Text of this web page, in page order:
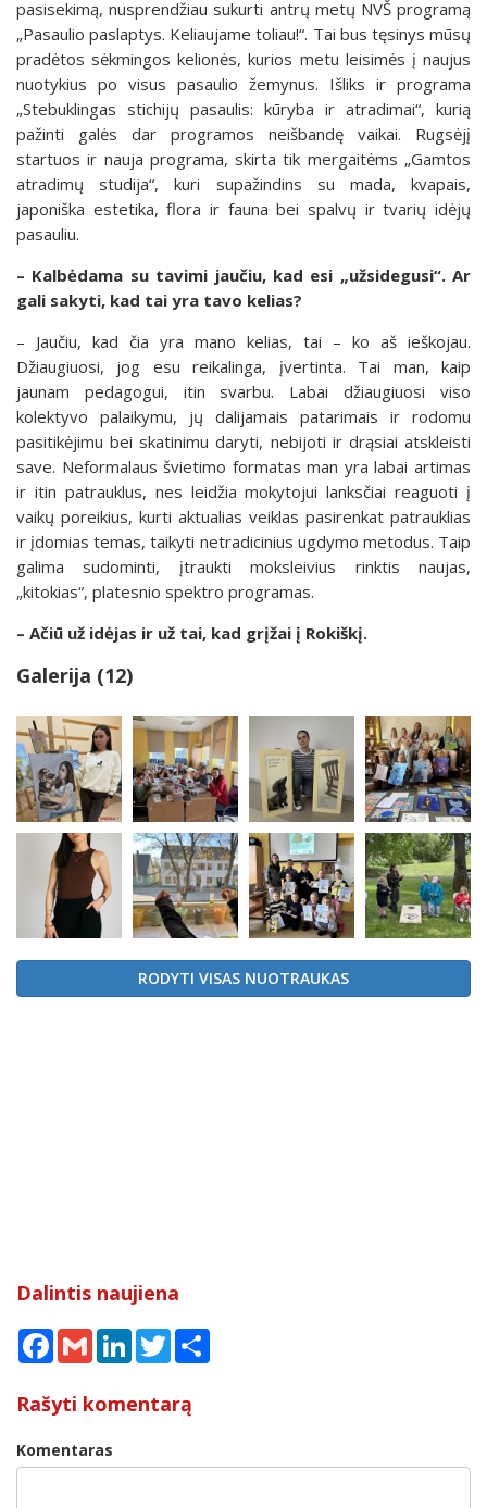
pasisekimą, nusprendžiau sukurti antrų metų NVŠ programą
„Pasaulio paslaptys. Keliaujame toliau!“. Tai bus tęsinys mūsų
pradėtos sėkmingos kelionės, kurios metu leisimės į naujus
nuotykius po visus pasaulio žemynus. Išliks ir programa
„Stebuklingas stichijų pasaulis: kūryba ir atradimai“, kurią
pažinti galės dar programos neišbandę vaikai. Rugsėjį
startuos ir nauja programa, skirta tik mergaitėms „Gamtos
atradimų studija“, kuri supažindins su mada, kvapais,
japoniška estetika, flora ir fauna bei spalvų ir tvarių idėjų
pasauliu.
– Kalbėdama su tavimi jaučiu, kad esi „užsidegusi“. Ar
gali sakyti, kad tai yra tavo kelias?
– Jaučiu, kad čia yra mano kelias, tai – ko aš ieškojau.
Džiaugiuosi, jog esu reikalinga, įvertinta. Tai man, kaip
jaunam pedagogui, itin svarbu. Labai džiaugiuosi viso
kolektyvo palaikymu, jų dalijamais patarimais ir rodomu
pasitikėjimu bei skatinimu daryti, nebijoti ir drąsiai atskleisti
save. Neformalaus švietimo formatas man yra labai artimas
ir itin patrauklus, nes leidžia mokytojui lanksčiai reaguoti į
vaikų poreikius, kurti aktualias veiklas pasirenkat patrauklias
ir įdomias temas, taikyti netradicinius ugdymo metodus. Taip
galima sudominti, įtraukti moksleivius rinktis naujas,
„kitokias“, platesnio spektro programas.
– Ačiū už idėjas ir už tai, kad grįžai į Rokiškį.
Galerija (12)
RODYTI VISAS NUOTRAUKAS
Dalintis naujiena
Facebook
Gmail LinkedInTwitter
Rašyti komentarą
Komentaras